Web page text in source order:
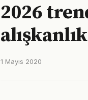
2026
1 Mayıs 2020